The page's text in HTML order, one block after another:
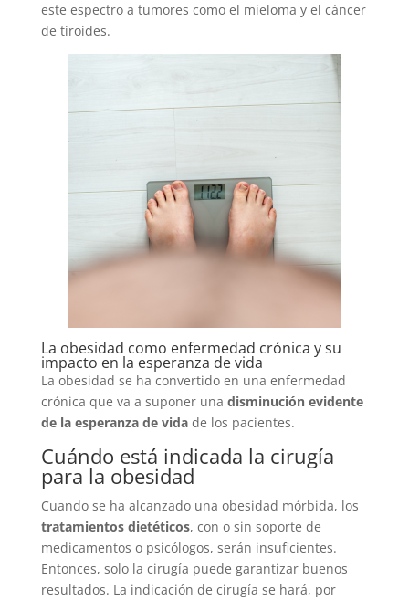
este espectro a tumores como el mieloma y el cáncer
de tiroides.
La obesidad como enfermedad crónica y su
impacto en la esperanza de vida
La obesidad se ha convertido en una enfermedad
crónica que va a suponer una disminución evidente
de la esperanza de vidade los pacientes.
Cuándo está indicada la cirugía
para la obesidad
Cuando se ha alcanzado una obesidad mórbida, los
tratamientos dietéticos, con o sin soporte de
medicamentos o psicólogos, serán insuficientes.
Entonces, solo la cirugía puede garantizar buenos
resultados. La indicación de cirugía se hará, por